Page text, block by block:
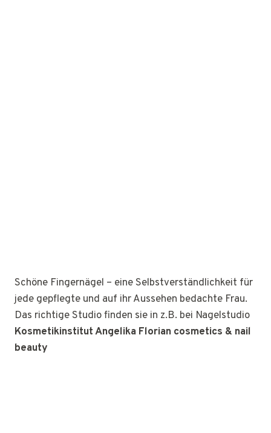
Schöne Fingernägel – eine Selbstverständlichkeit für
jede gepflegte und auf ihr Aussehen bedachte Frau.
Das richtige Studio finden sie in z.B. bei Nagelstudio
Kosmetikinstitut Angelika Florian cosmetics & nail
beauty